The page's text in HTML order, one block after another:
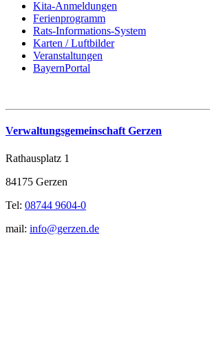
Kita-Anmeldungen
Ferienprogramm
Rats-Informations-System
Karten / Luftbilder
Veranstaltungen
BayernPortal
Verwaltungsgemeinschaft Gerzen
Rathausplatz 1
84175 Gerzen
Tel: 08744 9604-0
mail: info@gerzen.de